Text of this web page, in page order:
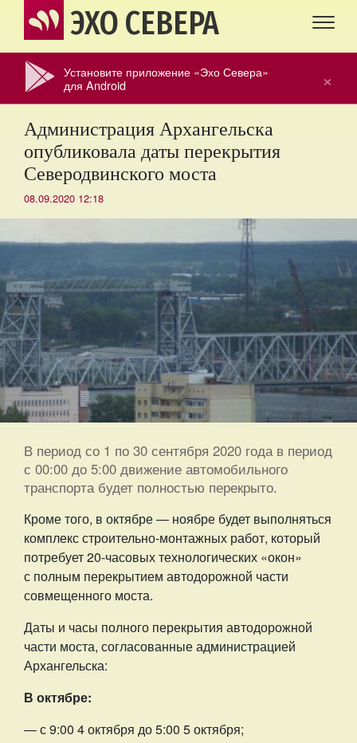
ЭХО СЕВЕРА
×
Установите приложение «Эхо Севера»
для Android
Администрация Архангельска
опубликовала даты перекрытия
Северодвинского моста
08.09.2020 12:18
В период со 1 по 30 сентября 2020 года в период
с 00:00 до 5:00 движение автомобильного
транспорта будет полностью перекрыто.
Кроме того, в октябре — ноябре будет выполняться
комплекс строительно-монтажных работ, который
потребует 20-часовых технологических «окон»
с полным перекрытием автодорожной части
совмещенного моста.
Даты и часы полного перекрытия автодорожной
части моста, согласованные администрацией
Архангельска:
В октябре:
— с 9:00 4 октября до 5:00 5 октября;